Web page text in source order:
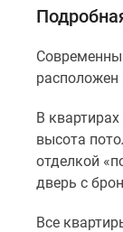
2,8
Просторные
прихожие,
балконы,
лоджии.
Квартиры
В
высота
отделкой
дверь с
Все